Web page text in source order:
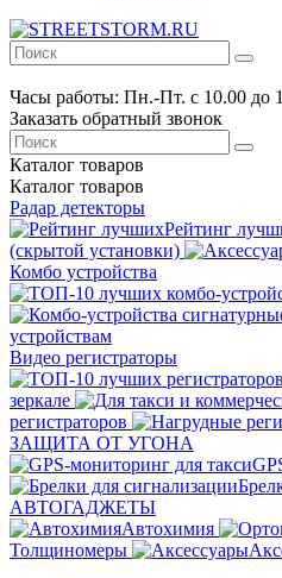
Часы работы: Пн.-Пт. с 10.00 до
Заказать обратный звонок
Каталог товаров
Каталог товаров
Радар детекторы
Рейтинг
(скрытой установки)
Комбо устройства
устройствам
Видео регистраторы
зеркале
регистраторов
ЗАЩИТА ОТ УГОНА
АВТОГАДЖЕТЫ
Автохимия
Толщиномеры